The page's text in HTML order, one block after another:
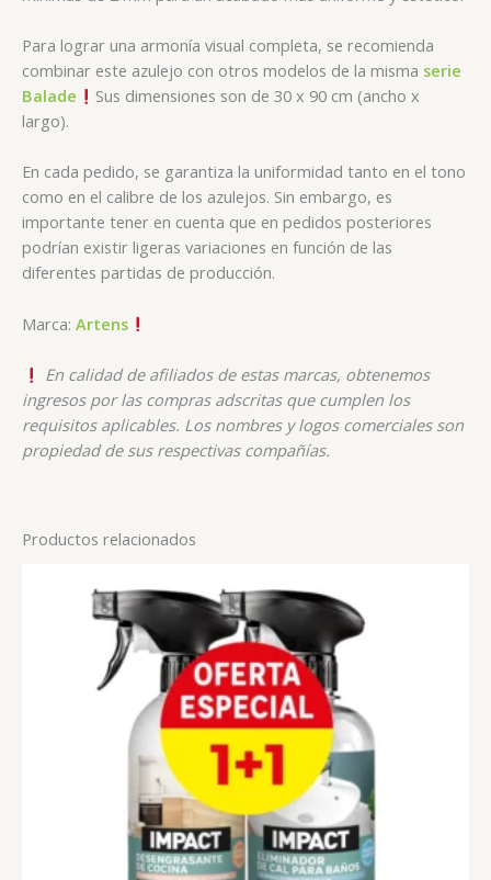
Para lograr una armonía visual completa, se recomienda
combinar este azulejo con otros modelos de la misma serie
Balade
Sus dimensiones son de 30 x 90 cm (ancho x
largo).
En cada pedido, se garantiza la uniformidad tanto en el tono
como en el calibre de los azulejos. Sin embargo, es
importante tener en cuenta que en pedidos posteriores
podrían existir ligeras variaciones en función de las
diferentes partidas de producción.
Marca: Artens
En calidad de afiliados de estas marcas, obtenemos
ingresos por las compras adscritas que cumplen los
requisitos aplicables. Los nombres y logos comerciales son
propiedad de sus respectivas compañías.
Productos relacionados